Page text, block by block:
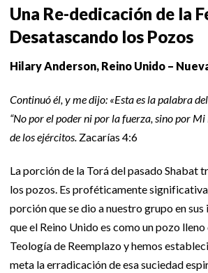
Una Re-dedicación de la
Desatascando los Pozos
Hilary Anderson, Reino Unido –
Continuó él, y me dijo: «Esta es la palabra
“No por el poder ni por la fuerza, sino por
de los ejércitos. Zacarías 4:6
La porción de la Torá del pasado Shabat
los pozos. Es proféticamente
porción que se dio a nuestro grupo en
que el Reino Unido es como un pozo
Teología de Reemplazo y hemos
meta la erradicación de esa suciedad